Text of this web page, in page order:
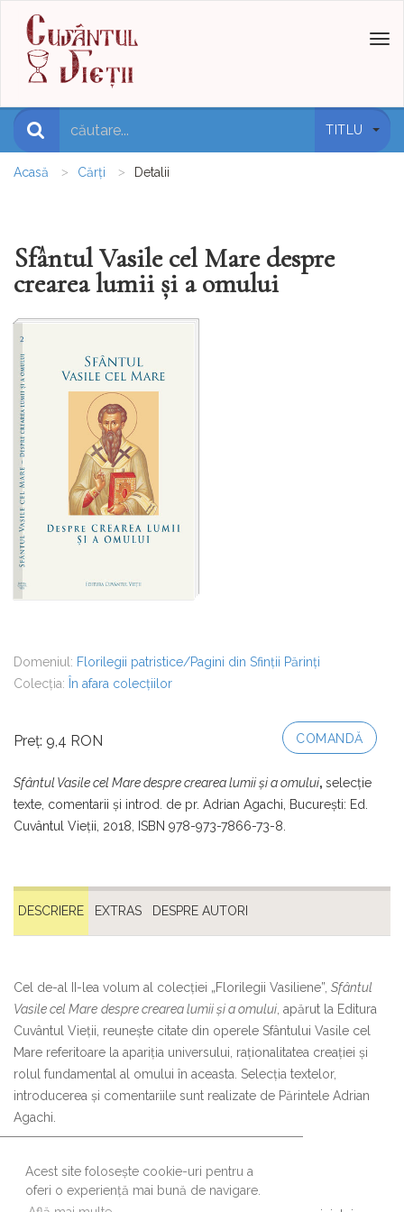
Acest site folosește cookie-uri pentru a
oferi o experiență mai bună de navigare.
TITLU
Acasă Cărți Detalii
Sfântul Vasile cel Mare despre
crearea lumii și a omului
Domeniul: Florilegii patristice/Pagini din Sfinții Părinți
Colecția: În afara colecțiilor
Preț: 9,4 RON COMANDĂ
Sfântul Vasile cel Mare despre crearea lumii și a omului, selecţie
texte, comentarii şi introd. de pr. Adrian Agachi, Bucureşti: Ed.
Cuvântul Vieţii, 2018, ISBN 978-973-7866-73-8.
DESCRIERE EXTRAS DESPRE AUTORI
Cel de-al II-lea volum al colecției „Florilegii Vasiliene”, Sfântul
Vasile cel Mare despre crearea lumii și a omului , apărut la Editura
Cuvântul Vieții, reunește citate din operele Sfântului Vasile cel
Mare referitoare la apariția universului, raționalitatea creației și
rolul fundamental al omului în aceasta. Selecția textelor,
introducerea și comentariile sunt realizate de Părintele Adrian
Agachi.